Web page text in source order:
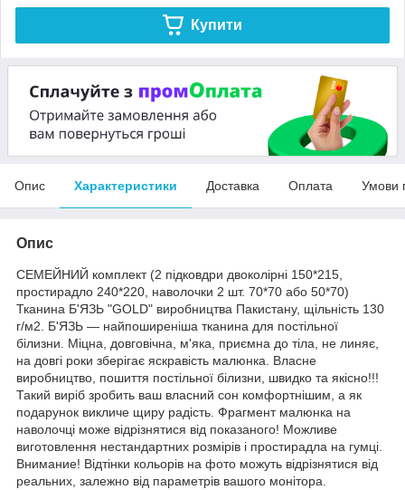
Купити
Опис Характеристики Доставка Оплата Умови
Опис
СЕМЕЙНИЙ комплект (2 підковдри двоколірні 150*215,
простирадло 240*220, наволочки 2 шт. 70*70 або 50*70)
Тканина Б'ЯЗЬ "GOLD" виробництва Пакистану, щільність 130
г/м2. Б'ЯЗЬ — найпоширеніша тканина для постільної
білизни. Міцна, довговічна, м'яка, приємна до тіла, не линяє,
на довгі роки зберігає яскравість малюнка. Власне
виробництво, пошиття постільної білизни, швидко та якісно!!!
Такий виріб зробить ваш власний сон комфортнішим, а як
подарунок викличе щиру радість. Фрагмент малюнка на
наволочці може відрізнятися від показаного! Можливе
виготовлення нестандартних розмірів і простирадла на гумці.
Внимание! Відтінки кольорів на фото можуть відрізнятися від
реальних, залежно від параметрів вашого монітора.